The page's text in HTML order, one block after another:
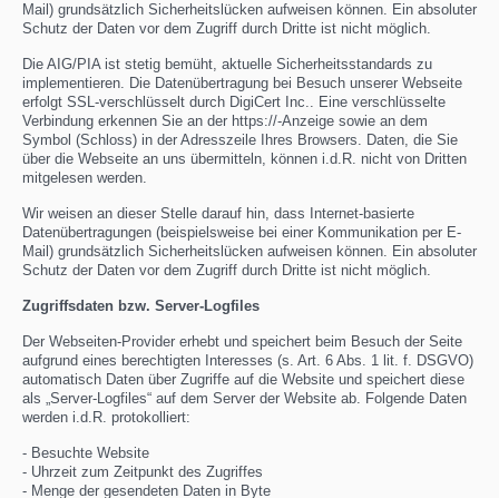
Mail) grundsätzlich Sicherheitslücken aufweisen können. Ein absoluter
Schutz der Daten vor dem Zugriff durch Dritte ist nicht möglich.
Die AIG/PIA ist stetig bemüht, aktuelle Sicherheitsstandards zu
implementieren. Die Datenübertragung bei Besuch unserer Webseite
erfolgt SSL-verschlüsselt durch DigiCert Inc.. Eine verschlüsselte
Verbindung erkennen Sie an der https://-Anzeige sowie an dem
Symbol (Schloss) in der Adresszeile Ihres Browsers. Daten, die Sie
über die Webseite an uns übermitteln, können i.d.R. nicht von Dritten
mitgelesen werden.
Wir weisen an dieser Stelle darauf hin, dass Internet-basierte
Datenübertragungen (beispielsweise bei einer Kommunikation per E-
Mail) grundsätzlich Sicherheitslücken aufweisen können. Ein absoluter
Schutz der Daten vor dem Zugriff durch Dritte ist nicht möglich.
Zugriffsdaten bzw. Server-Logfiles
Der Webseiten-Provider erhebt und speichert beim Besuch der Seite
aufgrund eines berechtigten Interesses (s. Art. 6 Abs. 1 lit. f. DSGVO)
automatisch Daten über Zugriffe auf die Website und speichert diese
als „Server-Logfiles“ auf dem Server der Website ab. Folgende Daten
werden i.d.R. protokolliert:
- Besuchte Website
- Uhrzeit zum Zeitpunkt des Zugriffes
- Menge der gesendeten Daten in Byte